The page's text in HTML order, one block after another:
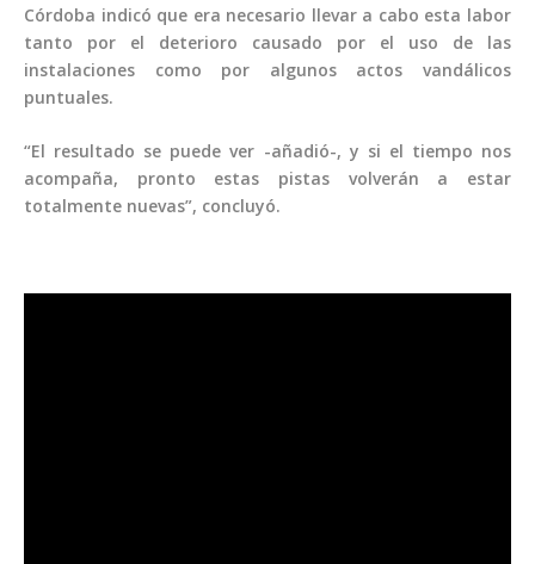
Córdoba indicó que era necesario llevar a cabo esta labor
tanto por el deterioro causado por el uso de las
instalaciones como por algunos actos vandálicos
puntuales.
“El resultado se puede ver -añadió-, y si el tiempo nos
acompaña, pronto estas pistas volverán a estar
totalmente nuevas”, concluyó.